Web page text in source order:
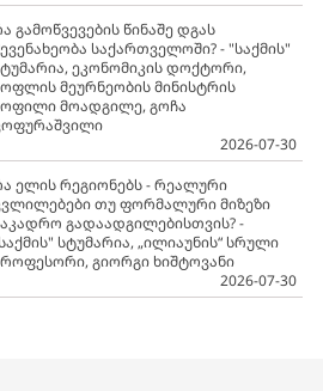
გამოწვევების წინაშე დგას
საქართველოში? - "საქმის"
ეკონომიკის დოქტორი,
მეურნეობის მინისტრის
მოადგილე, გოჩა
2026-07-30
ელის რეგიონებს - რეალური
თუ ფორმალური მიზეზი
გადაადგილებისთვის? -
სტუმარია, „ილიაუნის“ სრული
გიორგი ხიშტოვანი
2026-07-30